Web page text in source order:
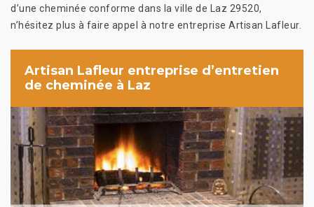
d’une cheminée conforme dans la ville de Laz 29520,
n’hésitez plus à faire appel à notre entreprise Artisan Lafleur.
Artisan Lafleur entreprise d’entretien
de cheminée à Laz